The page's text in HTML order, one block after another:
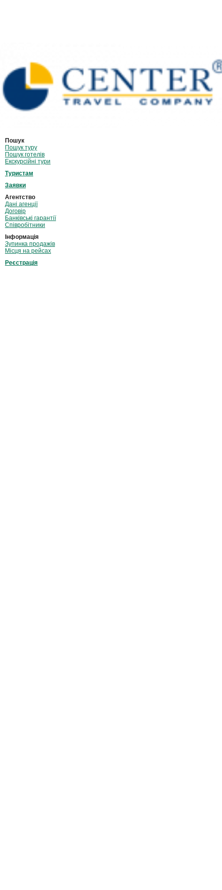
Пошук
Пошук туру
Пошук готелів
Екскурсійні тури
Туристам
Заявки
Агентство
Дані агенції
Договір
Банківські гарантії
Співробітники
Інформація
Зупинка продажів
Місця на рейсах
Реєстрація